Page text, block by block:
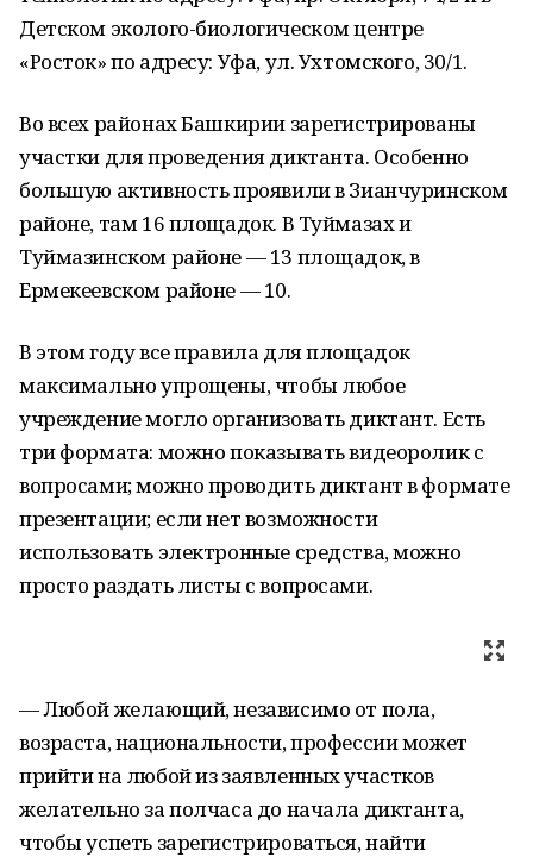
Детском эколого-биологическом центре
«Росток» по адресу: Уфа, ул. Ухтомского, 30/1.
Во всех районах Башкирии зарегистрированы
участки для проведения диктанта. Особенно
большую активность проявили в Зианчуринском
районе, там 16 площадок. В Туймазах и
Туймазинском районе — 13 площадок, в
Ермекеевском районе — 10.
В этом году все правила для площадок
максимально упрощены, чтобы любое
учреждение могло организовать диктант. Есть
три формата: можно показывать видеоролик с
вопросами; можно проводить диктант в формате
презентации; если нет возможности
использовать электронные средства, можно
просто раздать листы с вопросами.
— Любой желающий, независимо от пола,
возраста, национальности, профессии может
прийти на любой из заявленных участков
желательно за полчаса до начала диктанта,
чтобы успеть зарегистрироваться, найти